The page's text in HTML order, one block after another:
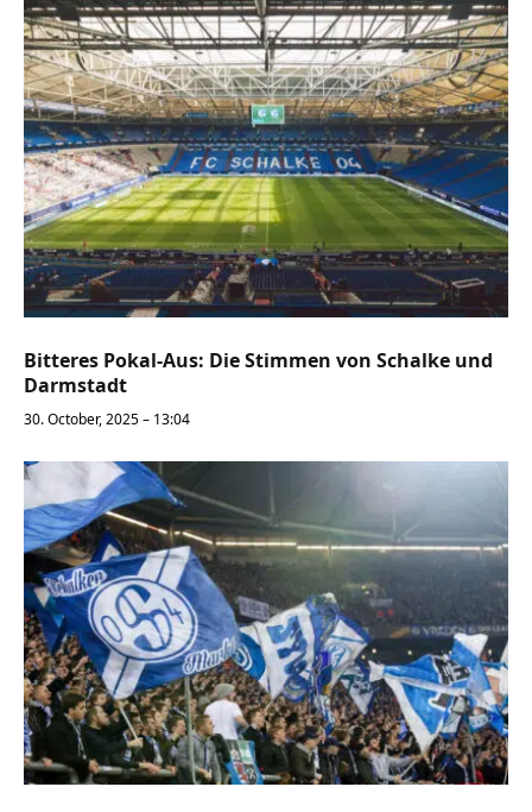
Bitteres Pokal-Aus: Die Stimmen von Schalke und
Darmstadt
30. October, 2025 – 13:04